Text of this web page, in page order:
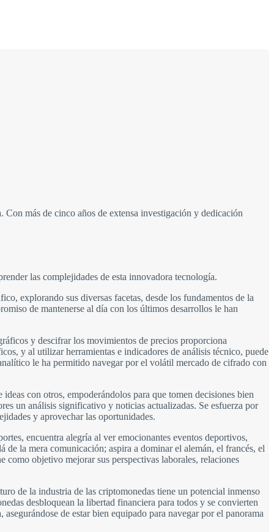
más de cinco años de extensa investigación y dedicación
las complejidades de esta innovadora tecnología.
explorando sus diversas facetas, desde los fundamentos de la
de mantenerse al día con los últimos desarrollos le han
y descifrar los movimientos de precios proporciona
y al utilizar herramientas e indicadores de análisis técnico, puede
le ha permitido navegar por el volátil mercado de cifrado con
con otros, empoderándolos para que tomen decisiones bien
un análisis significativo y noticias actualizadas. Se esfuerza por
y aprovechar las oportunidades.
encuentra alegría al ver emocionantes eventos deportivos,
de la mera comunicación; aspira a dominar el alemán, el francés, el
objetivo mejorar sus perspectivas laborales, relaciones
de la industria de las criptomonedas tiene un potencial inmenso
desbloquean la libertad financiera para todos y se convierten
de estar bien equipado para navegar por el panorama